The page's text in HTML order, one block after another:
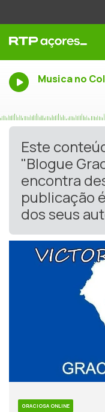
Musica no
Este
"Blogue
encontra
publicação
dos seus
GRACIOSA ONLINE